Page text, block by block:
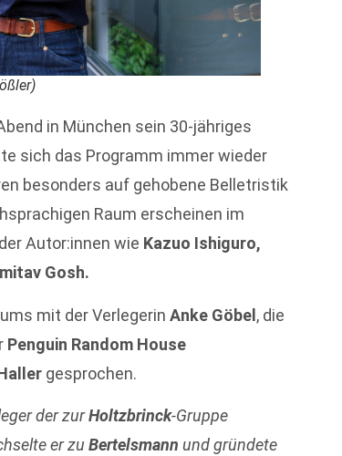
in München sein 30-jähriges
sich das Programm immer wieder
besonders auf gehobene Belletristik
Raum erscheinen im
Autor:innen wie Kazuo Ishiguro,
Gosh.
mit der VerlegerinAnke Göbel, die
Penguin Random House
gesprochen.
der zurHoltzbrinck-Gruppe
er zuBertelsmann und gründete